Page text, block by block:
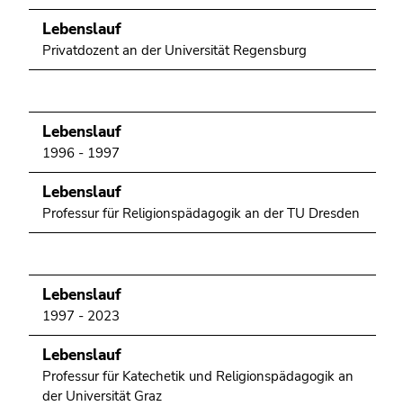
Lebenslauf
Privatdozent an der Universität Regensburg
Lebenslauf
1996 - 1997
Lebenslauf
Professur für Religionspädagogik an der TU Dresden
Lebenslauf
1997 - 2023
Lebenslauf
Professur für Katechetik und Religionspädagogik an
der Universität Graz